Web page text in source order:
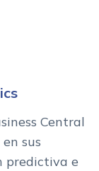
Central
en sus
predictiva e